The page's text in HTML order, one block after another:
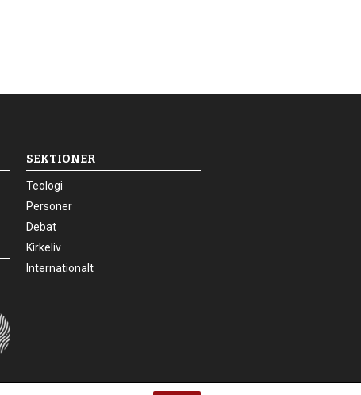
SEKTIONER
24.0:
Teologi
25.0:
Personer
26.0:
Debat
27.0:
Kirkeliv
28.0:
Internationalt